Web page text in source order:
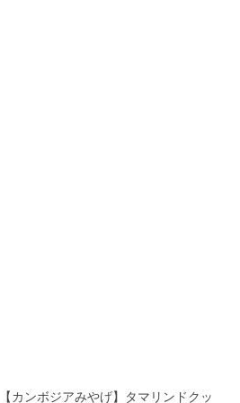
【カンボジアみやげ】タマリンドクッ